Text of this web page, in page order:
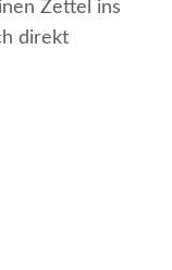
Zettel ins
direkt